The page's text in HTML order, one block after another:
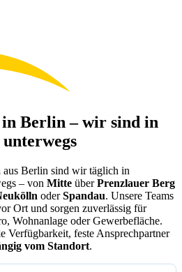
in Berlin – wir sind in
aus Berlin sind wir täglich in
– von Mitte überPrenzlauer Berg
oderSpandau. Unsere Teams
Ort und sorgen zuverlässig für
Wohnanlage oder Gewerbefläche.
Verfügbarkeit, feste Ansprechpartner
vom Standort.